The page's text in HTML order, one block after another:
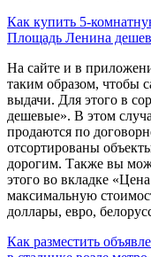
Как купить 5-
Площадь Ленина
На сайте и в
таким образом, чтобы
выдачи. Для этого в
дешевые». В этом
продаются по
отсортированы
дорогим. Также вы
этого во вкладке
максимальную
доллары, евро,
Как разместить